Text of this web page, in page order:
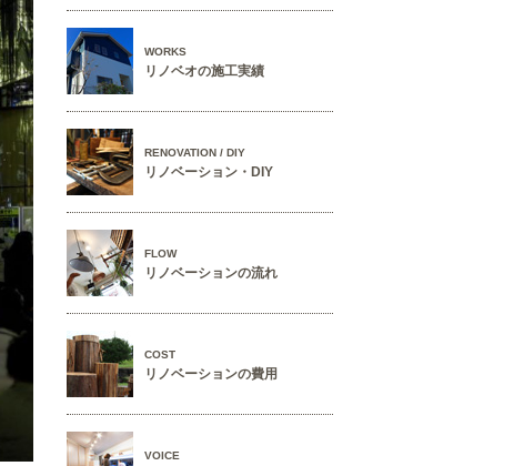
WORKS
リノベオの施工実績
RENOVATION / DIY
リノベーション・DIY
FLOW
リノベーションの流れ
COST
リノベーションの費用
VOICE